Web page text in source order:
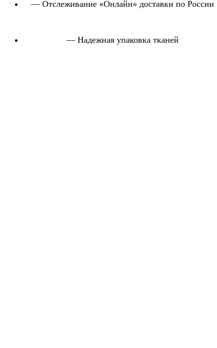
— Отслеживание «Онлайн» доставки по России
— Надежная упаковка тканей